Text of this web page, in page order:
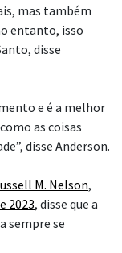
mas também
entanto, isso
disse
e é a melhor
as coisas
disse Anderson.
M. Nelson,
2023, disse que a
sempre se